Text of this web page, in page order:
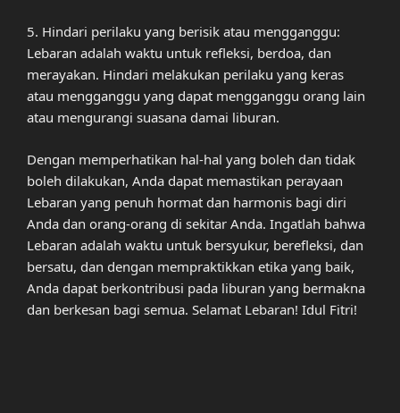
5. Hindari perilaku yang berisik atau mengganggu:
Lebaran adalah waktu untuk refleksi, berdoa, dan
merayakan. Hindari melakukan perilaku yang keras
atau mengganggu yang dapat mengganggu orang lain
atau mengurangi suasana damai liburan.
Dengan memperhatikan hal-hal yang boleh dan tidak
boleh dilakukan, Anda dapat memastikan perayaan
Lebaran yang penuh hormat dan harmonis bagi diri
Anda dan orang-orang di sekitar Anda. Ingatlah bahwa
Lebaran adalah waktu untuk bersyukur, berefleksi, dan
bersatu, dan dengan mempraktikkan etika yang baik,
Anda dapat berkontribusi pada liburan yang bermakna
dan berkesan bagi semua. Selamat Lebaran! Idul Fitri!